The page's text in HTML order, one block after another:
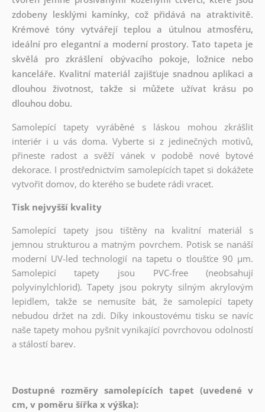
zdobeny lesklými kamínky, což přidává na atraktivitě.
Krémové tóny vytvářejí teplou a útulnou atmosféru,
ideální pro elegantní a moderní prostory. Tato tapeta je
skvělá pro zkrášlení obývacího pokoje, ložnice nebo
kanceláře. Kvalitní materiál zajišťuje snadnou aplikaci a
dlouhou životnost, takže si můžete užívat krásu po
dlouhou dobu.
Samolepící tapety vyráběné s láskou mohou zkrášlit
interiér i u vás doma. Vyberte si z jedinečných motivů,
přineste radost a svěží vánek v podobě nové bytové
dekorace. I prostřednictvím samolepících tapet si dokážete
vytvořit domov, do kterého se budete rádi vracet.
Tisk nejvyšší kvality
Samolepící tapety jsou tištěny na kvalitní materiál s
jemnou strukturou a matným povrchem. Potisk se nanáší
moderní UV-led technologií na tapetu o tloušťce 90 µm.
Samolepicí tapety jsou PVC-free (neobsahují
polyvinylchlorid). Tapety jsou pokryty silným akrylovým
lepidlem, takže se nemusíte bát, že samolepící tapety
nebudou držet na zdi. Díky inkoustovému tisku se navíc
naše tapety mohou pyšnit vynikající povrchovou odolností
a stálostí barev.
Dostupné rozměry samolepících tapet (uvedené v
cm, v poměru šířka x výška):